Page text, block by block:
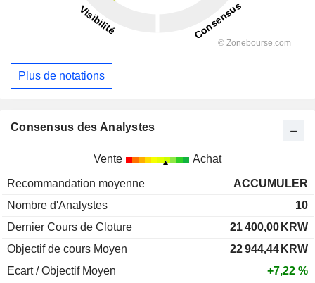
Plus de notations
Consensus des Analystes
Vente Achat
Recommandation moyenne
ACCUMULER
Nombre d'Analystes
10
Dernier Cours de Cloture
21 400,00 KRW
Objectif de cours Moyen
22 944,44 KRW
Ecart / Objectif Moyen
+7,22 %